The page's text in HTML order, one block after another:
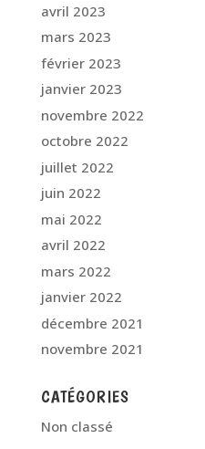
avril 2023
mars 2023
février 2023
janvier 2023
novembre 2022
octobre 2022
juillet 2022
juin 2022
mai 2022
avril 2022
mars 2022
janvier 2022
décembre 2021
novembre 2021
CATÉGORIES
Non classé